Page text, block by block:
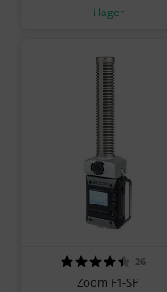
i lager
26
Zoom F1-SP